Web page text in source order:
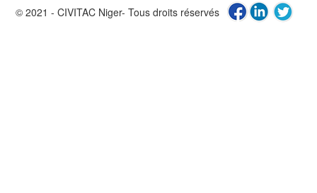
© 2021 - CIVITAC Niger- Tous droits réservés